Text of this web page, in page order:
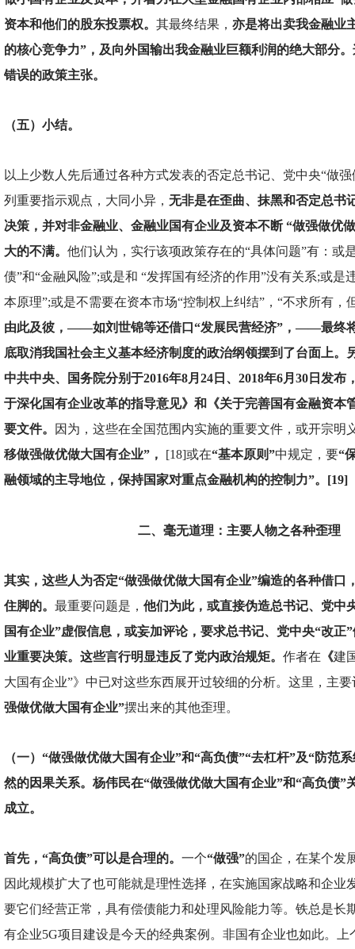
资本和他们的股东投票权。 其最终结果， 亦是将出卖我金融业
的核心竞争力”，及向外国输出我金融业巨额利润的绝大部分
错误的政策主张。
（五）小结。
以上少数人先后通过各种方式发表的否定总书记、党中央“做
列重要指示观点，大同小异， 无非是在歪曲、抹黑和否定总书
决策，并对非金融业、金融业国有企业及资本不断 “做强做优
大的不满。 他们认为，实行该项政策存在的“具体问题”有：或
债”和“金融风险”;或是和 “发挥国有经济的作用”没有关系;或是
本原理”;或是不需要在资本市场“控制权上纠结”，“不求所有，
由此及彼，——如刘世锦等还借口“发展民营经济”，——最终
底取消我国社会主义基本经济制度的政治纲领摆到了台面上。
中共中央、国务院分别于2016年8月24日、2018年6月30日发布
于深化国有企业改革的指导意见》和《关于完善国有金融资本
要文件。
因为，这些在全国范围内实施的重要文件，或开宗明
移做强做优做大国有企业”，
[18]或在“基本原则”中规定，要“
融领域的主导地位，保持国家对重点金融机构的控制力”。[19]
二、毫无道理：主要人物之各种歪理
其实，这些人为否定“做强做优做大国有企业”编造的各种借口
住脚的。 最重要问题是， 他们为此，或直接伪造总书记、党中
国有企业”虚假信息，或妄加评论，要求总书记、党中央“改正
业重要决策。这些言行明显违反了党内政治规矩。 作者在 《建
大国有企业”》中已对这些东西展开过较细的分析。这里，主
强做优做大国有企业”摆出来的其他歪理。
（一）“做强做优做大国有企业”和“高负债”“去杠杆”及“防范
然的因果关系。杨伟民在“做强做优做大国有企业”和“高负债”
成立。
首先，“高负债”可以是合理的。 一个“做强”的国企，在某个发
因此规模扩大了也可能就是理性选择，在实施国家战略和企业
要它们经营正常，具有偿债能力和处理风险能力等。铁总是长
有企业5G项目建设是今天的经典案例。非国有企业也如此。上